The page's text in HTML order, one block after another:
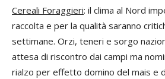
Cereali Foraggieri: il clima al Nord
raccolta e per la qualità saranno
settimane. Orzi, teneri e sorgo
attesa di riscontro dai campi ma
rialzo per effetto domino del mais e